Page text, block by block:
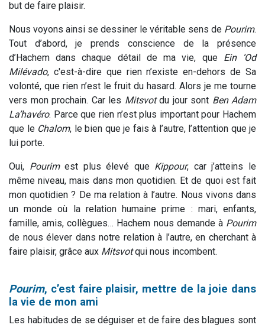
but de faire plaisir.
Nous voyons ainsi se dessiner le véritable sens de Pourim.
Tout d’abord, je prends conscience de la présence
d’Hachem dans chaque détail de ma vie, que Ein ‘Od
Milévado, c'est-à-dire que rien n’existe en-dehors de Sa
volonté, que rien n’est le fruit du hasard. Alors je me tourne
vers mon prochain. Car les Mitsvotdu jour sont Ben Adam
La’havéro. Parce que rien n’est plus important pour Hachem
que le Chalom, le bien que je fais à l’autre, l’attention que je
lui porte.
Oui, Pourimest plus élevé que Kippour, car j’atteins le
même niveau, mais dans mon quotidien. Et de quoi est fait
mon quotidien ? De ma relation à l’autre. Nous vivons dans
un monde où la relation humaine prime : mari, enfants,
famille, amis, collègues… Hachem nous demande à Pourim
de nous élever dans notre relation à l’autre, en cherchant à
faire plaisir, grâce aux Mitsvotqui nous incombent.
Pourim, c’est faire plaisir, mettre de la joie dans
la vie de mon ami
Les habitudes de se déguiser et de faire des blagues sont